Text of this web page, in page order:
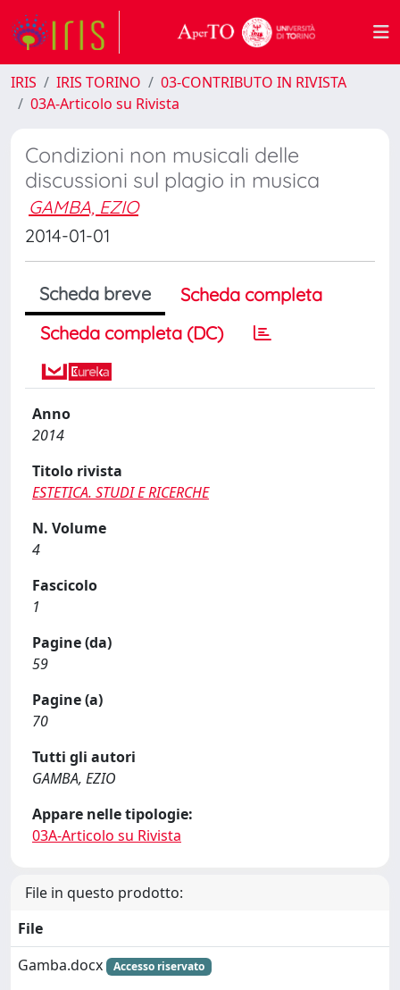
IRIS IRIS TORINO
03-CONTRIBUTO IN RIVISTA
03A-Articolo su Rivista
Condizioni non musicali delle
discussioni sul plagio in musica
GAMBA, EZIO
2014-01-01
Scheda breve
Scheda completa
Scheda completa (DC)
Anno
2014
Titolo rivista
ESTETICA. STUDI E RICERCHE
N. Volume
4
Fascicolo
1
Pagine (da)
59
Pagine (a)
70
Tutti gli autori
GAMBA, EZIO
Appare nelle tipologie:
03A-Articolo su Rivista
File in questo prodotto:
File
Gamba.docx
Accesso riservato